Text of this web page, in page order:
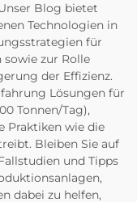
Blog bietet
Technologien in
für
zur Rolle
der Effizienz.
Lösungen für
Tonnen/Tag),
Praktiken wie die
Bleiben Sie auf
und Tipps
dabei zu helfen,